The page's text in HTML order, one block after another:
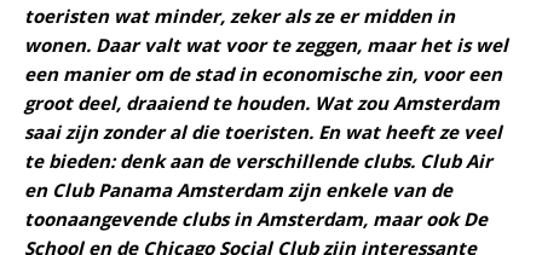
toeristen wat minder, zeker als ze er midden in
wonen. Daar valt wat voor te zeggen, maar het is wel
een manier om de stad in economische zin, voor een
groot deel, draaiend te houden. Wat zou Amsterdam
saai zijn zonder al die toeristen. En wat heeft ze veel
te bieden: denk aan de verschillende clubs. Club Air
en Club Panama Amsterdam zijn enkele van de
toonaangevende clubs in Amsterdam, maar ook De
School en de Chicago Social Club zijn interessante